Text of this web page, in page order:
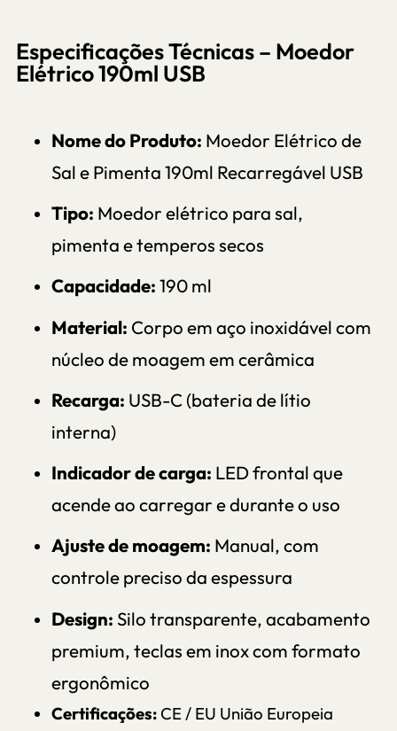
Especificações Técnicas – Moedor
Elétrico 190ml USB
Nome do Produto: Moedor Elétrico de
Sal e Pimenta 190ml Recarregável USB
Tipo: Moedor elétrico para sal,
pimenta e temperos secos
Capacidade: 190 ml
Material: Corpo em aço inoxidável com
núcleo de moagem em cerâmica
Recarga: USB-C (bateria de lítio
interna)
Indicador de carga: LED frontal que
acende ao carregar e durante o uso
Ajuste de moagem: Manual, com
controle preciso da espessura
Design: Silo transparente, acabamento
premium, teclas em inox com formato
ergonômico
Certificações:CE / EU União Europeia